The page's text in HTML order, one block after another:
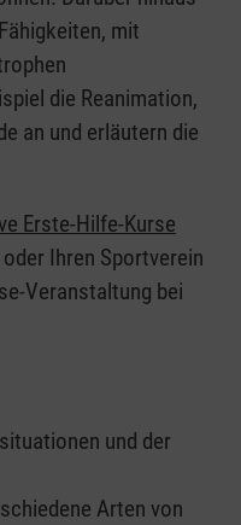
mit
die Reanimation,
an und erläutern die
Erste-Hilfe-Kurse
Ihren Sportverein
Veranstaltung bei
und der
Arten von